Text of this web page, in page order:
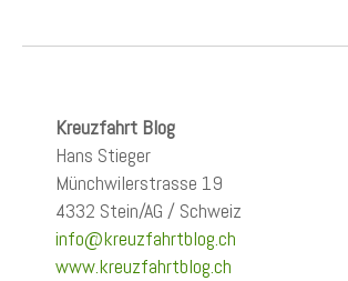
Kreuzfahrt Blog
Hans Stieger
Münchwilerstrasse 19
4332 Stein/AG / Schweiz
info@kreuzfahrtblog.ch
www.kreuzfahrtblog.ch